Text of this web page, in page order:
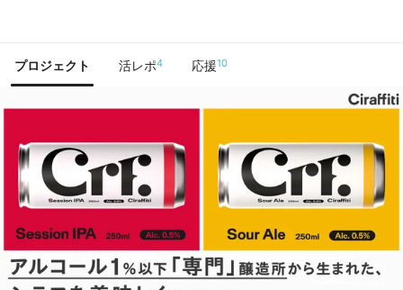
プロジェクト 活レポ4 応援10